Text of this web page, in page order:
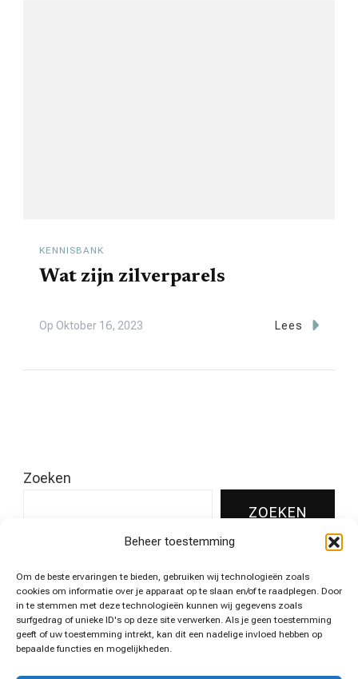
Beheer toestemming
Om de beste ervaringen te bieden, gebruiken wij technologieën zoals
cookies om informatie over je apparaat op te slaan en/of te raadplegen. Door
in te stemmen met deze technologieën kunnen wij gegevens zoals
surfgedrag of unieke ID's op deze site verwerken. Als je geen toestemming
geeft of uw toestemming intrekt, kan dit een nadelige invloed hebben op
bepaalde functies en mogelijkheden.
KENNISBANK
Wat zijn zilverparels
Op Oktober 16, 2023 Lees
Zoeken
ZOEKEN
Leukste pins voor jouw huis!